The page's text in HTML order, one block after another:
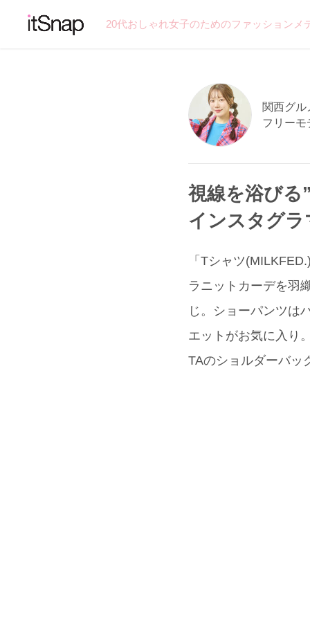
20代おしゃれ女子のためのファッション
関西グル
フリーモ
視線を浴びる
インスタグ
「Tシャツ
ラニットカーデを羽
じ。ショーパンツは
エットがお気に入り
TAのショルダーバッ